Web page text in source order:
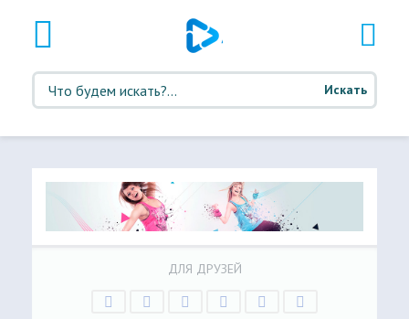
Искать
ДЛЯ ДРУЗЕЙ